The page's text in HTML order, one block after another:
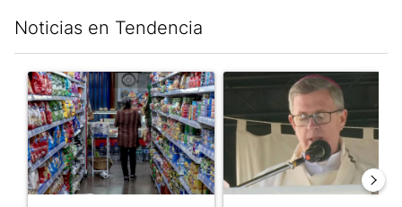
Noticias en Tendencia
Un artículo de tendencia con el título "La inflación en CABA
Un artículo de tendencia con